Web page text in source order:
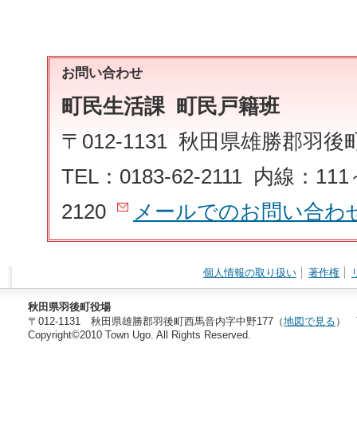
お問い合わせ
町民生活課 町民戸籍班
〒012-1131 秋田県雄勝郡羽後
TEL：0183-62-2111 内線：
2120
メールでのお問い合わ
個人情報の取り扱い 著作権
秋田県羽後町役場
〒012-1131 秋田県雄勝郡羽後町西馬音内字中野177（地図で見る ）
Copyright©2010 Town Ugo. All Rights Reserved.